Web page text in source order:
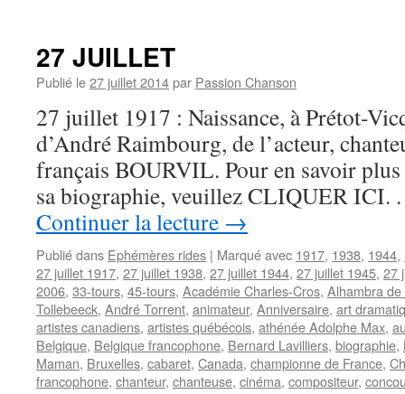
27 JUILLET
Publié le27 juillet 2014par Passion Chanson
27 juillet 1917 : Naissance, à Prétot-
d’André Raimbourg, de l’acteur,
français BOURVIL. Pour en savoir
sa biographie, veuillez CLIQUER
Continuer la lecture →
Publié dans Ephémères rides | Marqué avec 1917, 1938, 1944,
27 juillet 1917, 27 juillet 1938, 27 juillet 1944, 27 juillet 1945, 27
2006, 33-tours, 45-tours, Académie Charles-Cros, Alhambra
Tollebeeck, André Torrent, animateur, Anniversaire, art
artistes canadiens, artistes québécois, athénée Adolphe Max,
Belgique, Belgique francophone, Bernard Lavilliers, biographie,
Maman, Bruxelles, cabaret, Canada, championne de France,
francophone, chanteur, chanteuse, cinéma, compositeur,